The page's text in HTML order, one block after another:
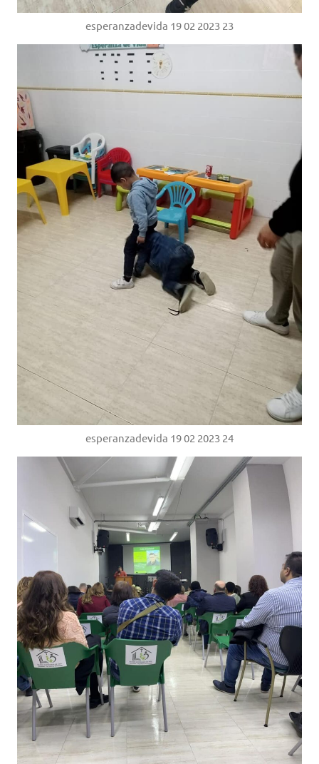
esperanzadevida 19 02 2023 23
esperanzadevida 19 02 2023 24